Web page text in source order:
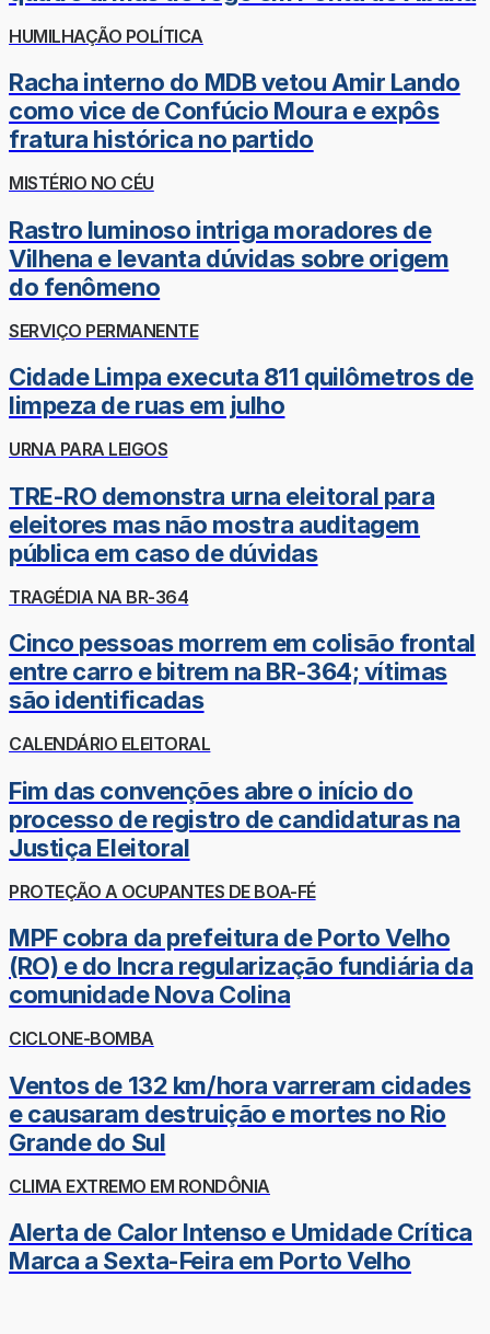
HUMILHAÇÃO POLÍTICA
Racha interno do MDB vetou Amir Lando
como vice de Confúcio Moura e expôs
fratura histórica no partido
MISTÉRIO NO CÉU
Rastro luminoso intriga moradores de
Vilhena e levanta dúvidas sobre origem
do fenômeno
SERVIÇO PERMANENTE
Cidade Limpa executa 811 quilômetros de
limpeza de ruas em julho
URNA PARA LEIGOS
TRE-RO demonstra urna eleitoral para
eleitores mas não mostra auditagem
pública em caso de dúvidas
TRAGÉDIA NA BR-364
Cinco pessoas morrem em colisão frontal
entre carro e bitrem na BR-364; vítimas
são identificadas
CALENDÁRIO ELEITORAL
Fim das convenções abre o início do
processo de registro de candidaturas na
Justiça Eleitoral
PROTEÇÃO A OCUPANTES DE BOA-FÉ
MPF cobra da prefeitura de Porto Velho
(RO) e do Incra regularização fundiária da
comunidade Nova Colina
CICLONE-BOMBA
Ventos de 132 km/hora varreram cidades
e causaram destruição e mortes no Rio
Grande do Sul
CLIMA EXTREMO EM RONDÔNIA
Alerta de Calor Intenso e Umidade Crítica
Marca a Sexta-Feira em Porto Velho